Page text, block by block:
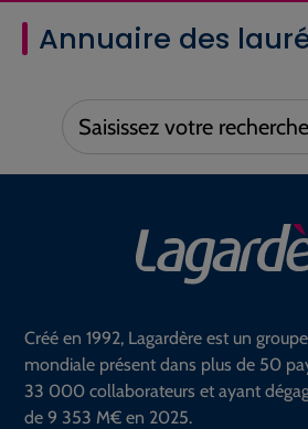
Annuaire des
Saisissez
votre
Créé en 1992, Lagardère est un
mondiale présent dans plus de 50
33 000 collaborateurs et ayant
de 9 353 M€ en 2025.